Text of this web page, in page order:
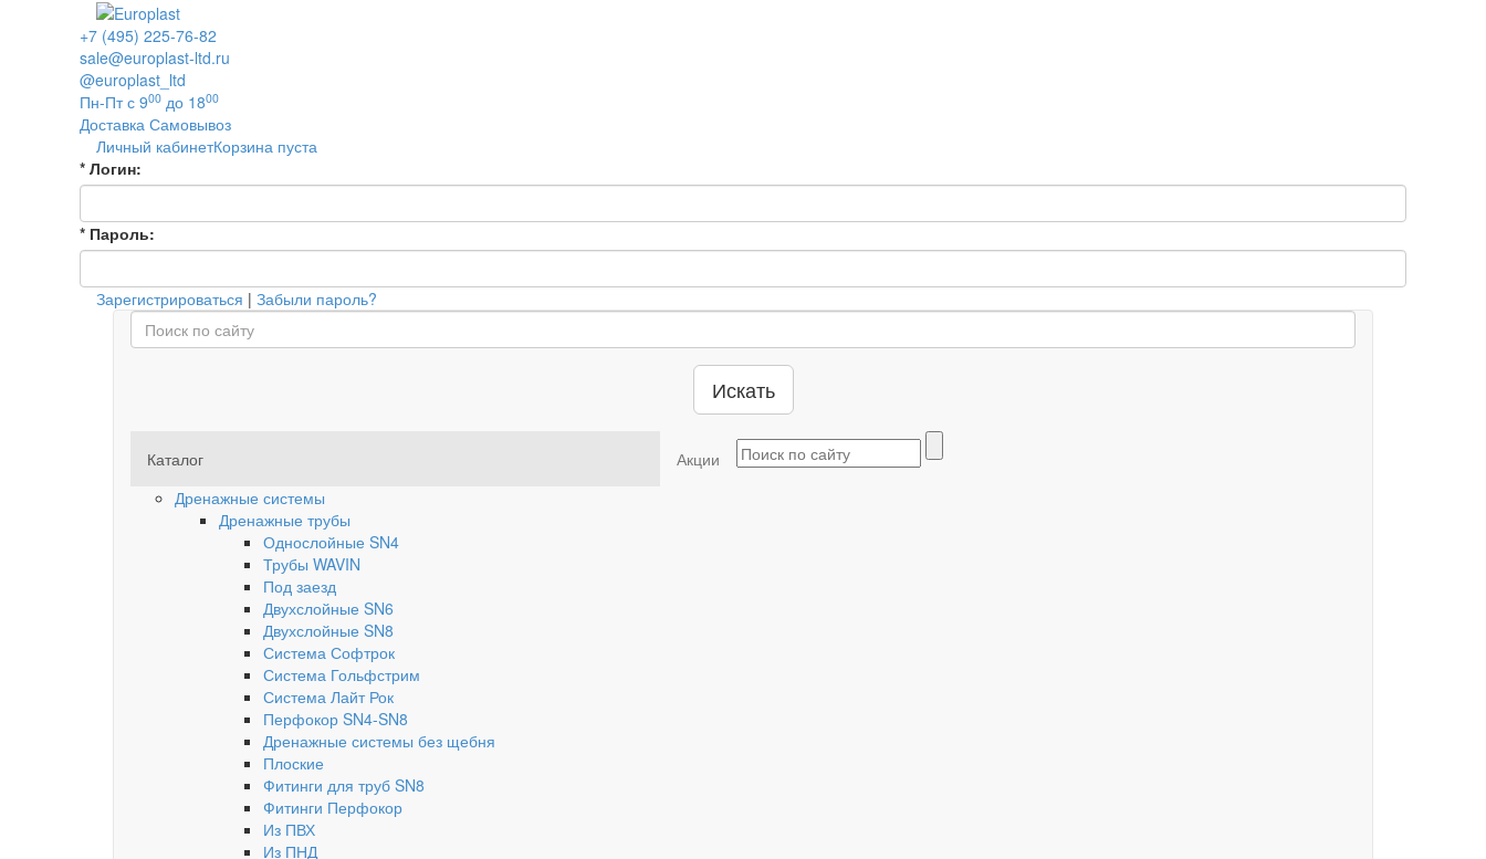
+7 (495) 225-76-82
sale@europlast-ltd.ru
@europlast_ltd
Пн-Пт с 900 до 1800
Доставка Самовывоз
Личный кабинетКорзина пуста
* Логин:
* Пароль:
Зарегистрироваться | Забыли пароль?
Искать
Каталог
Дренажные системы
Дренажные трубы
Однослойные SN4
Трубы WAVIN
Под заезд
Двухслойные SN6
Двухслойные SN8
Система Софтрок
Система Гольфстрим
Система Лайт Рок
Перфокор SN4-SN8
Дренажные системы без щебня
Плоские
Фитинги для труб SN8
Фитинги Перфокор
Из ПВХ
Из ПНД
Акции